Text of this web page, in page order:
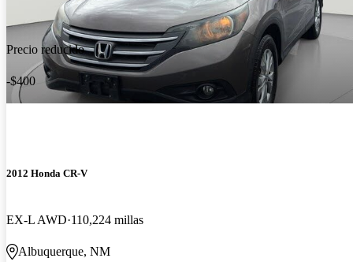
Precio reducido
-$400
2012 Honda CR-V
EX-L AWD 110,224 millas
Albuquerque, NM